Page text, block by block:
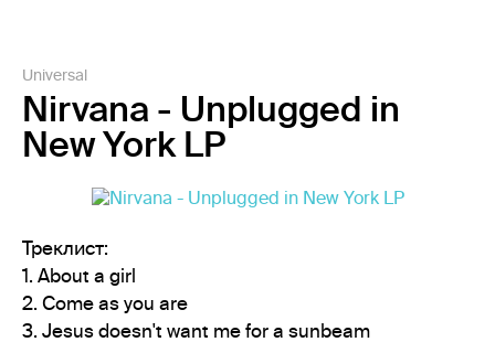
Universal
Nirvana - Unplugged in
New York LP
Треклист:
1. About a girl
2. Come as you are
3. Jesus doesn't want me for a sunbeam